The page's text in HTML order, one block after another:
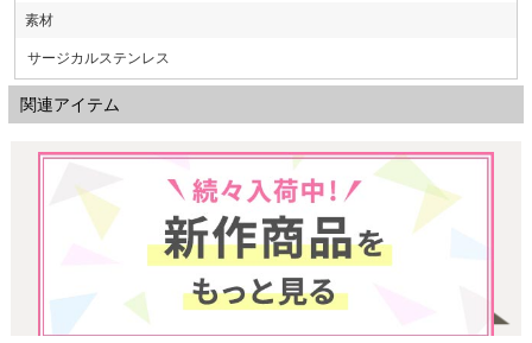
素材
サージカルステンレス
関連アイテム